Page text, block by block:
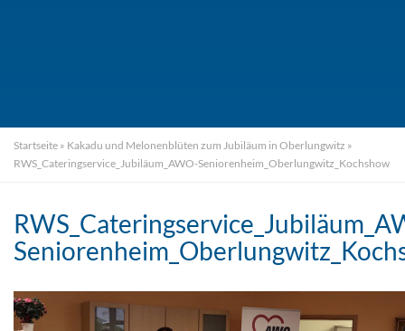
Startseite » Kakadu und Melonenblüten zum Jubiläum in Oberlungwitz »
RWS_Cateringservice_Jubiläum_AWO-Seniorenheim_Oberlungwitz_Kochshow